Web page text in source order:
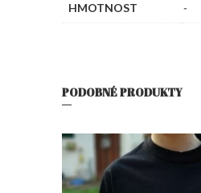
HMOTNOST -
PODOBNÉ PRODUKTY